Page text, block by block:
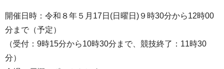
開催日時：令和８年５月17日(日曜日)９時30分から12時00
分まで（予定）
（受付：9時15分から10時30分まで、競技終了：11時30
分）